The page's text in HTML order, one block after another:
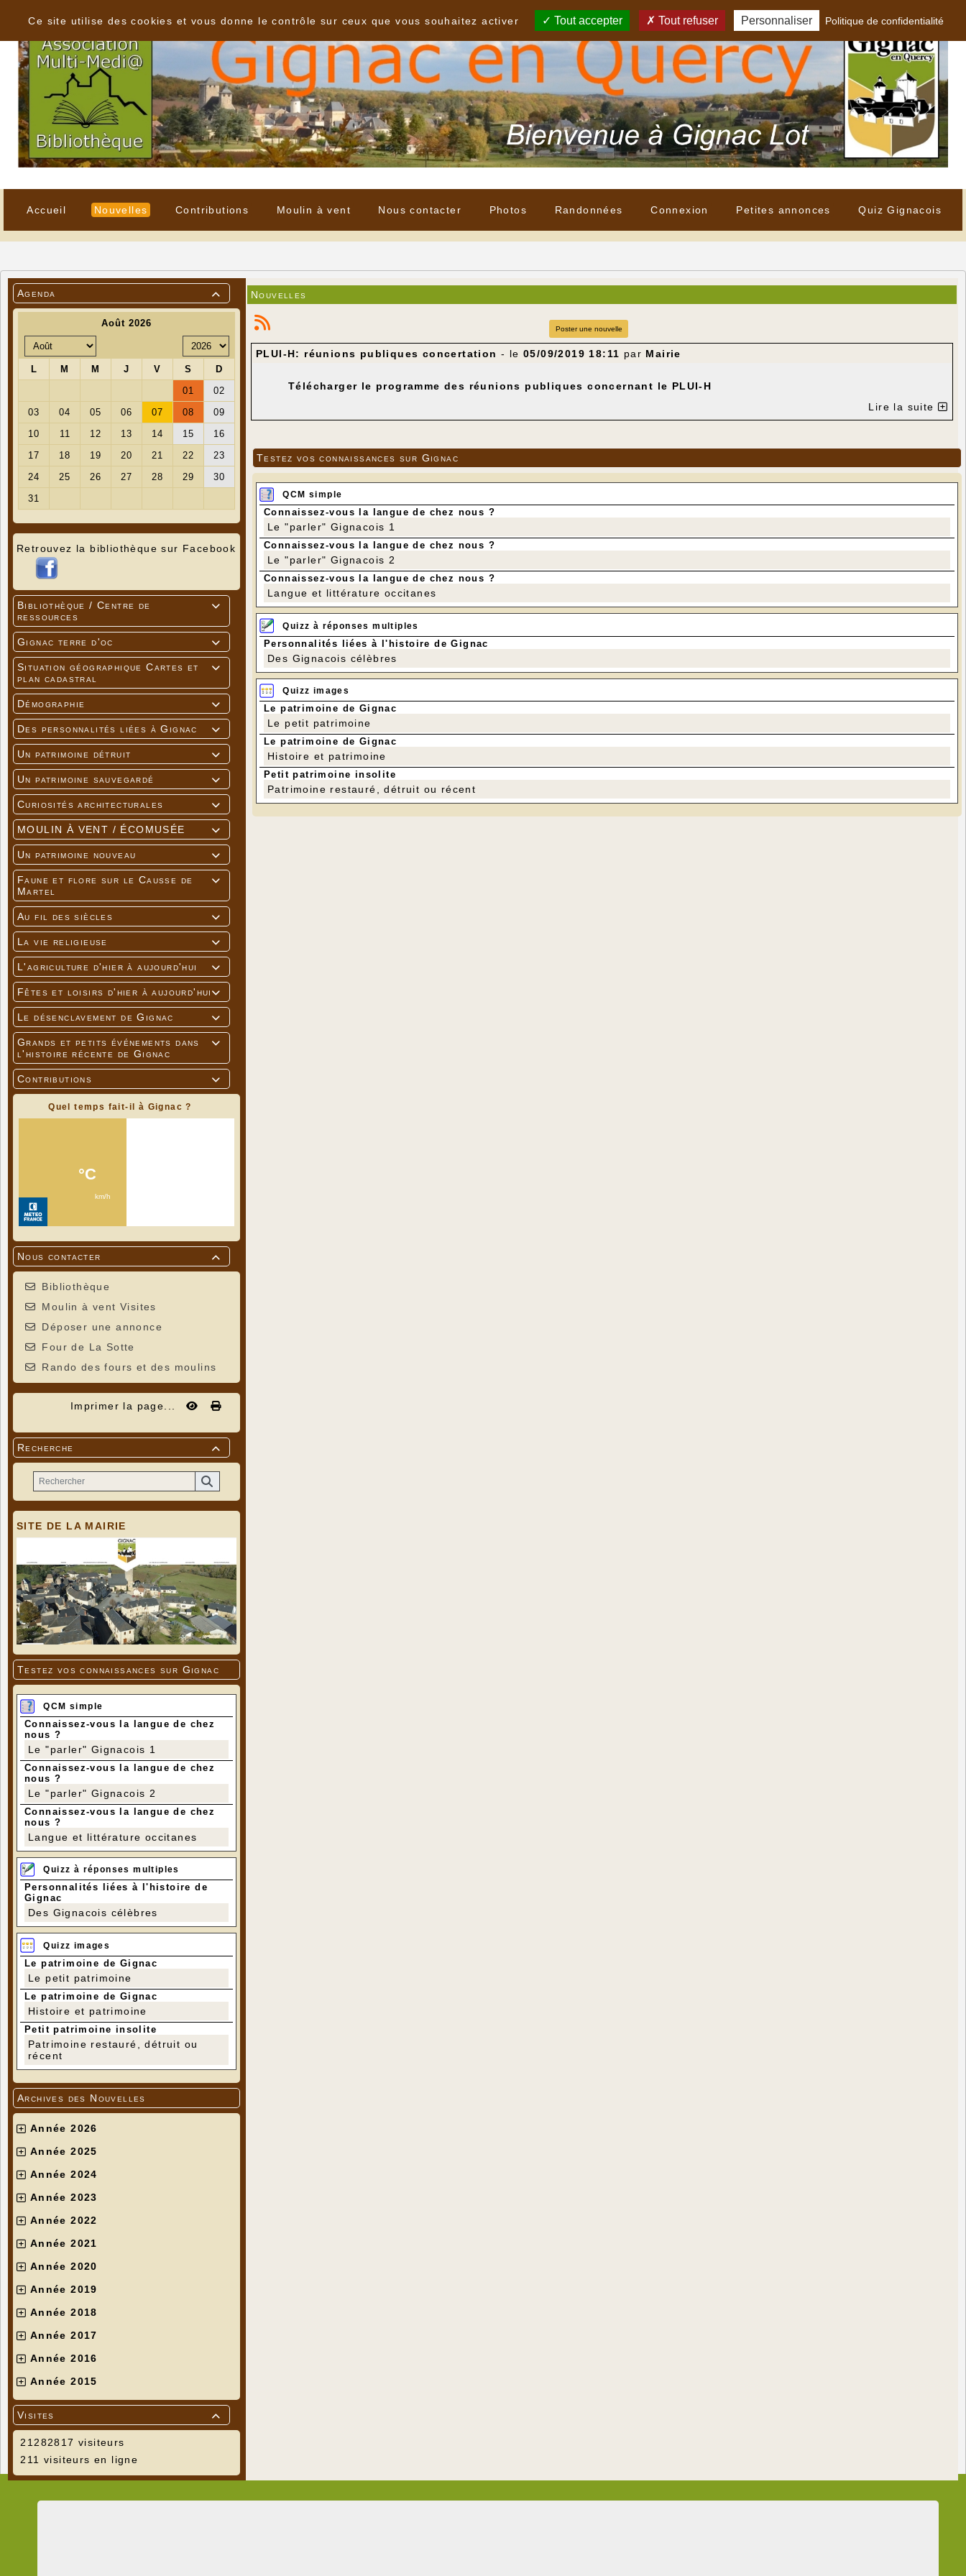
Accueil Nouvelles Contributions Moulin à vent Nous contacter Photos Randonnées Connexion Petites annonces Quiz Gignacois

Agenda
Retrouvez la bibliothèque sur Facebook

Bibliothèque / Centre de
ressources

Gignac terre d'oc

Situation géographique Cartes et
plan cadastral

Démographie

Des personnalités liées à Gignac

Un patrimoine détruit

Un patrimoine sauvegardé

Curiosités architecturales

MOULIN À VENT / ÉCOMUSÉE

Un patrimoine nouveau

Faune et flore sur le Causse de
Martel

Au fil des siècles

La vie religieuse

L'agriculture d'hier à aujourd'hui

Fêtes et loisirs d'hier à aujourd'hui

Le désenclavement de Gignac

Grands et petits événements dans
l'histoire récente de Gignac

Contributions
Quel temps fait-il à Gignac ?

Nous contacter
Bibliothèque
Moulin à vent Visites
Déposer une annonce
Four de La Sotte
Rando des fours et des moulins
Imprimer la page...

Recherche
SITE DE LA MAIRIE
Testez vos connaissances sur Gignac
QCM simple
Connaissez-vous la langue de chez
nous ?
Le "parler" Gignacois 1
Connaissez-vous la langue de chez
nous ?
Le "parler" Gignacois 2
Connaissez-vous la langue de chez
nous ?
Langue et littérature occitanes
Quizz à réponses multiples
Personnalités liées à l'histoire de
Gignac
Des Gignacois célèbres
Quizz images
Le patrimoine de Gignac
Le petit patrimoine
Le patrimoine de Gignac
Histoire et patrimoine
Petit patrimoine insolite
Patrimoine restauré, détruit ou
récent
Archives des Nouvelles
Année 2026
Année 2025
Année 2024
Année 2023
Année 2022
Année 2021
Année 2020
Année 2019
Année 2018
Année 2017
Année 2016
Année 2015

Visites
21282817 visiteurs
211 visiteurs en ligne
Nouvelles
Poster une nouvelle
PLUI-H: réunions publiques concertation - le05/09/2019 18:11 par Mairie
Télécharger le programme des réunions publiques concernant le PLUI-H
Lire la suite
Testez vos connaissances sur Gignac
QCM simple
Connaissez-vous la langue de chez nous ?
Le "parler" Gignacois 1
Connaissez-vous la langue de chez nous ?
Le "parler" Gignacois 2
Connaissez-vous la langue de chez nous ?
Langue et littérature occitanes
Quizz à réponses multiples
Personnalités liées à l'histoire de Gignac
Des Gignacois célèbres
Quizz images
Le patrimoine de Gignac
Le petit patrimoine
Le patrimoine de Gignac
Histoire et patrimoine
Petit patrimoine insolite
Patrimoine restauré, détruit ou récent
Ce site utilise des cookies et vous donne le contrôle sur ceux que vous souhaitez activer
Tout accepter Tout refuser Personnaliser Politique de confidentialité